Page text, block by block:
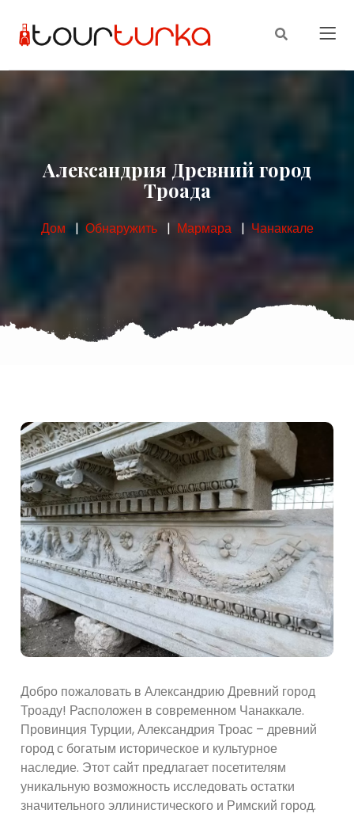
Александрия Древний город
Троада
Дом Обнаружить Мармара Чанаккале
Добро пожаловать в Александрию Древний город
Троаду! Расположен в современном Чанаккале.
Провинция Турции, Александрия Троас – древний
город с богатым историческое и культурное
наследие. Этот сайт предлагает посетителям
уникальную возможность исследовать остатки
значительного эллинистического и Римский город.